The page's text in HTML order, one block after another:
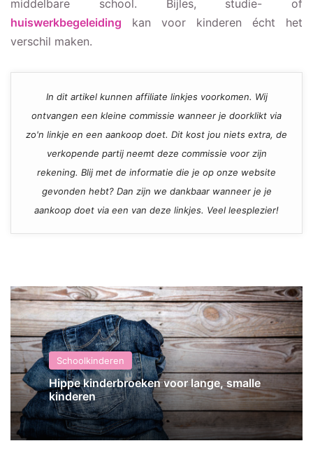
middelbare school. Bijles, studie- of
huiswerkbegeleiding kan voor kinderen écht het
verschil maken.
In dit artikel kunnen affiliate linkjes voorkomen. Wij
ontvangen een kleine commissie wanneer je doorklikt via
zo'n linkje en een aankoop doet. Dit kost jou niets extra, de
verkopende partij neemt deze commissie voor zijn
rekening. Blij met de informatie die je op onze website
gevonden hebt? Dan zijn we dankbaar wanneer je je
aankoop doet via een van deze linkjes. Veel leesplezier!
Schoolkinderen
Hippe kinderbroeken voor lange, smalle
kinderen